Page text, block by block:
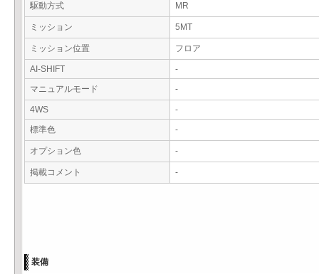
駆動方式 MR
ミッション 5MT
ミッション位置 フロア
AI-SHIFT
-
マニュアルモード
-
4WS
-
標準色
-
オプション色 -
掲載コメント -
装備